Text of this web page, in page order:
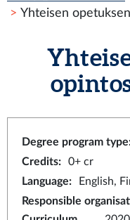
Yhteisen
Degree program type
Credits:
0+ cr
Language:
English,
Responsible